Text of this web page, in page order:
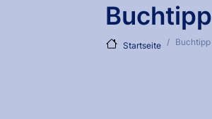
Buchtipp
Startseite Buchtipp